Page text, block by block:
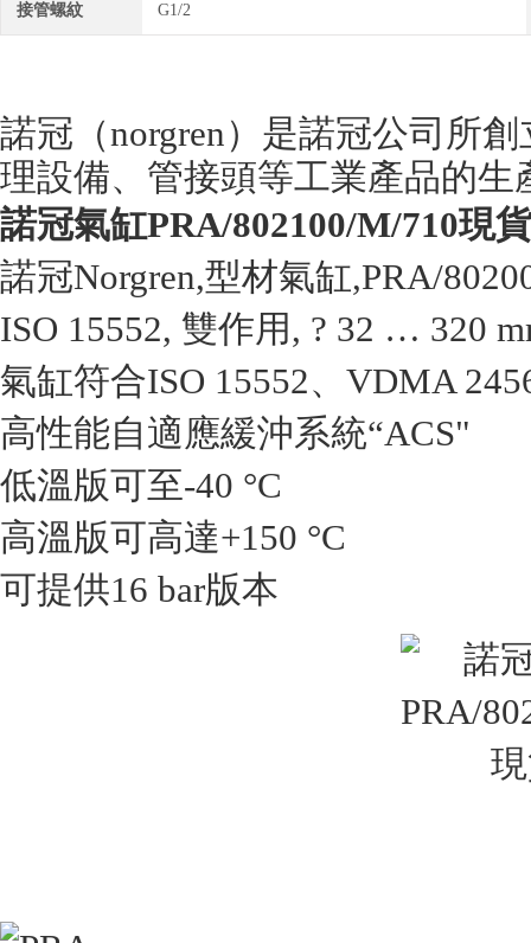
接管螺紋 G1/2
諾冠（norgren）是諾冠公司所
理設備、管接頭等工業產品的生
諾冠氣缸PRA/802100/M/710現貨
諾冠Norgren,型材氣缸,PRA/
ISO 15552, 雙作用, ? 32 … 320
氣缸符合ISO 15552、VDMA
高性能自適應緩沖系統“ACS"
低溫版可至-40 °C
高溫版可高達+150 °C
可提供16 bar版本